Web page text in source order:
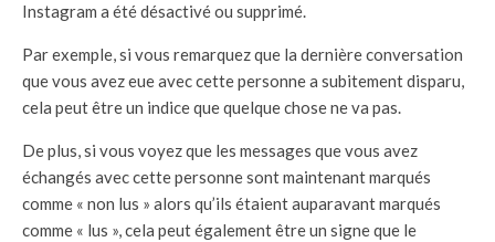
Instagram a été désactivé ou supprimé.
Par exemple, si vous remarquez que la dernière conversation
que vous avez eue avec cette personne a subitement disparu,
cela peut être un indice que quelque chose ne va pas.
De plus, si vous voyez que les messages que vous avez
échangés avec cette personne sont maintenant marqués
comme « non lus » alors qu’ils étaient auparavant marqués
comme « lus », cela peut également être un signe que le